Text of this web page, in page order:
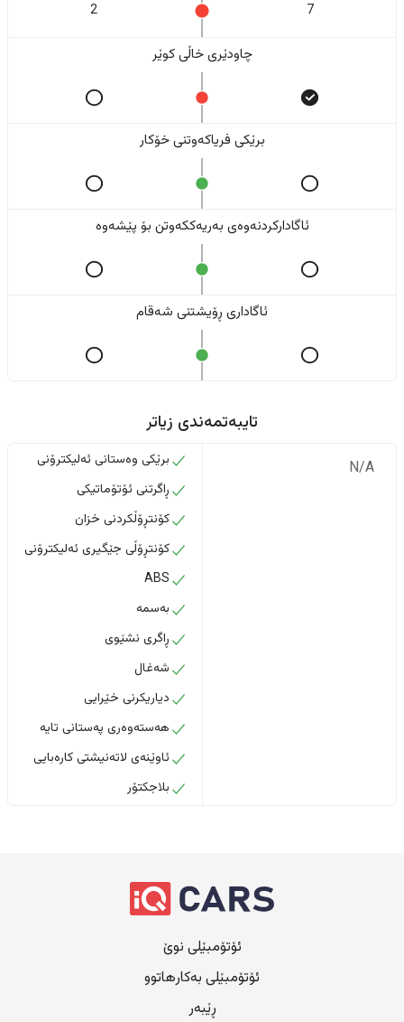
7
2
چاودێری خاڵی کوێر
برێکی فریاکەوتنی خۆکار
ئاگادارکردنەوەی بەریەککەوتن بۆ پێشەوە
ئاگاداری ڕۆیشتنی شەقام
تایبەتمەندی زیاتر
N/A
برێکی وەستانی ئەلیکترۆنی
ڕاگرتنی ئۆتۆماتیکی
کۆنتڕۆڵکردنی خزان
کۆنتڕۆڵی جێگیری ئەلیکترۆنی
ABS
بەسمە
ڕاگری نشێوی
شەغال
دیاریکرنی خێرایی
هەستەوەری پەستانی تایە
ئاوێنەی لاتەنیشتی کارەبایی
بلاجکتۆر
ئۆتۆمبێلی نوێ
ئۆتۆمبێلی بەکارهاتوو
ڕێبەر